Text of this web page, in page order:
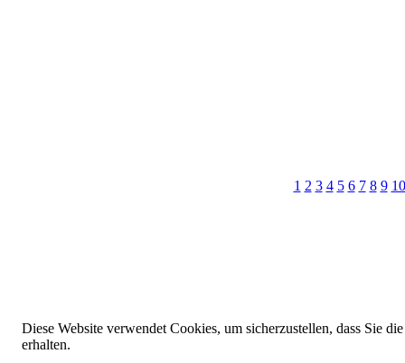
1 2 3 4 5 6 7 8 9 10
Diese Website verwendet Cookies, um sicherzustellen, dass Sie
erhalten.